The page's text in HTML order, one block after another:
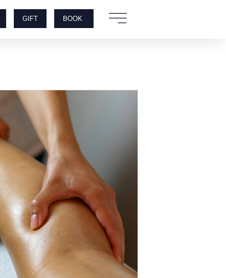
GIFT BOOK